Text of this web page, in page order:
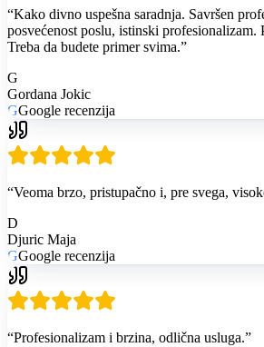
“Kako divno uspešna saradnja. Savršen
posvećenost poslu, istinski profesionalizam.
Treba da budete primer svima.”
G
Gordana Jokic
GGoogle recenzija
“Veoma brzo, pristupačno i, pre svega,
D
Djuric Maja
GGoogle recenzija
“Profesionalizam i brzina, odlična usluga.”